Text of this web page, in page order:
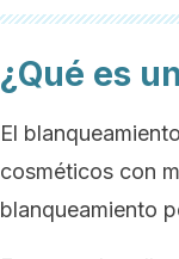
¿Qué es
El
cosméticos con
blanqueamiento